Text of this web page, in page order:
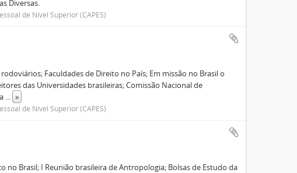
Diversas.
de Nível Superior (CAPES)
Faculdades de Direito no País; Em missão no Brasil o
das Universidades brasileiras; Comissão Nacional de
... »
de Nível Superior (CAPES)
no Brasil; I Reunião brasileira de Antropologia; Bolsas de Estudo da